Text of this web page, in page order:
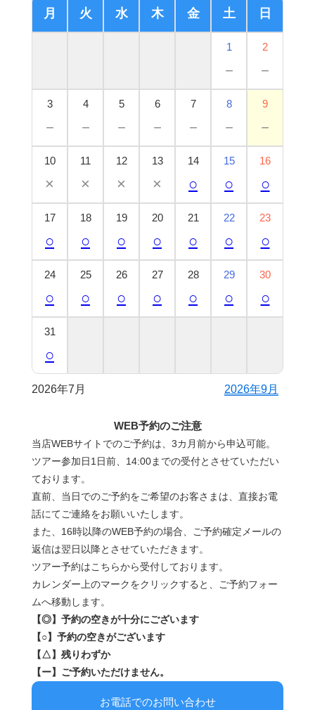
WEB予約のご注意
当店WEBサイトでのご予約は、3カ月前から申込可能。
ツアー参加日1日前、14:00までの受付とさせていただい
ております。
直前、当日でのご予約をご希望のお客さまは、直接お電
話にてご連絡をお願いいたします。
また、16時以降のWEB予約の場合、ご予約確定メールの
返信は翌日以降とさせていただきます。
ツアー予約はこちらから受付しております。
カレンダー上のマークをクリックすると、ご予約フォー
ムへ移動します。
【◎】予約の空きが十分にございます
【○】予約の空きがございます
【△】残りわずか
【ー】ご予約いただけません。
お電話でのお問い合わせ
月 火 水 木 金 土 日
1
－
2
－
3
－
4
－
5
－
6
－
7
－
8
－
9
－
10
×
11
×
12
×
13
×
14
○
15
○
16
○
17
○
18
○
19
○
20
○
21
○
22
○
23
○
24
○
25
○
26
○
27
○
28
○
29
○
30
○
31
○
2026年7月 2026年9月